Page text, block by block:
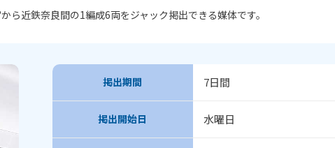
ら近鉄奈良間の1編成6両をジャック掲出できる媒体です。
掲出期間 7日間
掲出開始日 水曜日